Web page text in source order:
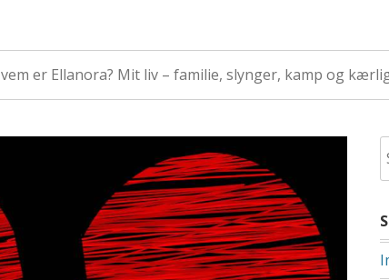
er Ellanora? Mit liv – familie, slynger, kamp og